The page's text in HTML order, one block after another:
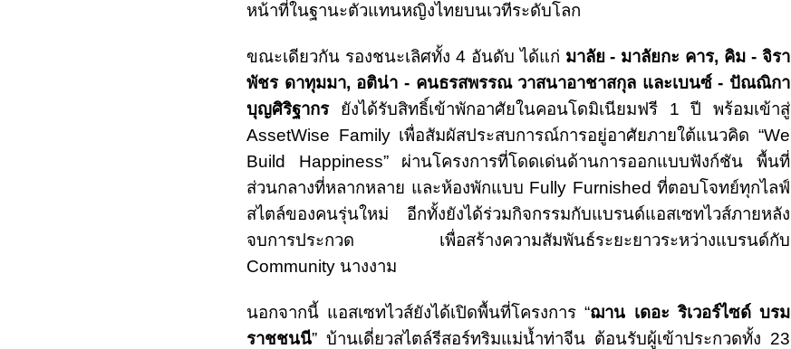
หน้าที่ในฐานะตัวแทนหญิงไทยบนเวทีระดับโลก
ขณะเดียวกัน รองชนะเลิศทั้ง 4 อันดับ ได้แก่ มาลัย - มาลัยกะ คาร, คิม - จิรา
พัชร ดาทุมมา, อติน่า - คนธรสพรรณ วาสนาอาชาสกุล และเบนซ์ - ปัณณิกา
บุญศิริฐากรยังได้รับสิทธิ์เข้าพักอาศัยในคอนโดมิเนียมฟรี 1ปี พร้อมเข้าสู่
AssetWise Family เพื่อสัมผัสประสบการณ์การอยู่อาศัยภายใต้แนวคิด “We
Build Happiness” ผ่านโครงการที่โดดเด่นด้านการออกแบบฟังก์ชัน พื้นที่
ส่วนกลางที่หลากหลาย และห้องพักแบบ Fully Furnished ที่ตอบโจทย์ทุกไลฟ์
สไตล์ของคนรุ่นใหม่ อีกทั้งยังได้ร่วมกิจกรรมกับแบรนด์แอสเซทไวส์ภายหลัง
จบการประกวด เพื่อสร้างความสัมพันธ์ระยะยาวระหว่างแบรนด์กับ
Community นางงาม
นอกจากนี้ แอสเซทไวส์ยังได้เปิดพื้นที่โครงการ “ฌาน เดอะ ริเวอร์ไซด์ บรม
ราชชนนี” บ้านเดี่ยวสไตล์รีสอร์ทริมแม่น้ำท่าจีน ต้อนรับผู้เข้าประกวดทั้ง 23